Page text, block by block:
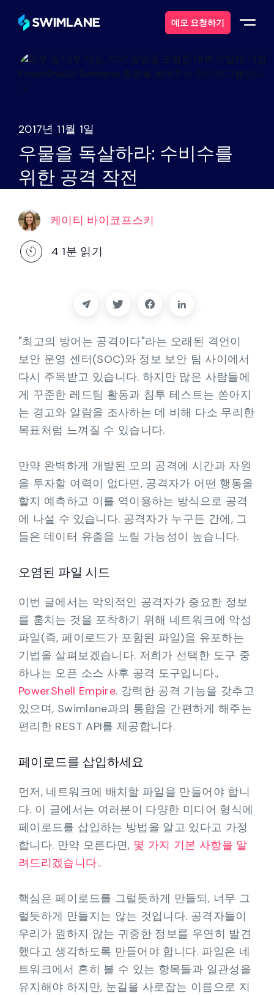
데모 요청하기
스윔레인이란 무엇일까요?
제품
서비스
자원
에 대한
블로그
지원하다
한국어
데모 요청하기
2017년 11월 1일
우물을 독살하라: 수비수를
위한 공격 작전
케이티 바이코프스키
4 1분 읽기
"최고의 방어는 공격이다"라는 오래된 격언이
보안 운영 센터(SOC)와 정보 보안 팀 사이에서
다시 주목받고 있습니다. 하지만 많은 사람들에
게 꾸준한 레드팀 활동과 침투 테스트는 쏟아지
는 경고와 알람을 조사하는 데 비해 다소 무리한
목표처럼 느껴질 수 있습니다.
만약 완벽하게 개발된 모의 공격에 시간과 자원
을 투자할 여력이 없다면, 공격자가 어떤 행동을
할지 예측하고 이를 역이용하는 방식으로 공격
에 나설 수 있습니다. 공격자가 누구든 간에, 그
들은 데이터 유출을 노릴 가능성이 높습니다.
오염된 파일 시드
이번 글에서는 악의적인 공격자가 중요한 정보
를 훔치는 것을 포착하기 위해 네트워크에 악성
파일(즉, 페이로드가 포함된 파일)을 유포하는
기법을 살펴보겠습니다. 저희가 선택한 도구 중
하나는 오픈 소스 사후 공격 도구입니다.,
PowerShell Empire. 강력한 공격 기능을 갖추고
있으며, Swimlane과의 통합을 간편하게 해주는
편리한 REST API를 제공합니다.
페이로드를 삽입하세요
먼저, 네트워크에 배치할 파일을 만들어야 합니
다. 이 글에서는 여러분이 다양한 미디어 형식에
페이로드를 삽입하는 방법을 알고 있다고 가정
합니다. 만약 모른다면, 몇 가지 기본 사항을 알
려드리겠습니다..
핵심은 페이로드를 그럴듯하게 만들되, 너무 그
럴듯하게 만들지는 않는 것입니다. 공격자들이
우리가 원하지 않는 귀중한 정보를 우연히 발견
했다고 생각하도록 만들어야 합니다. 파일은 네
트워크에서 흔히 볼 수 있는 항목들과 일관성을
유지해야 하지만, 눈길을 사로잡는 이름으로 지